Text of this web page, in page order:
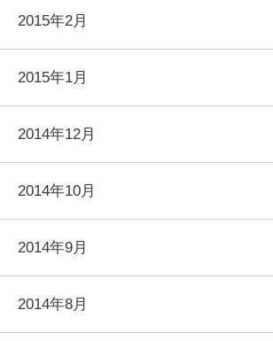
2015年2月
2015年1月
2014年12月
2014年10月
2014年9月
2014年8月